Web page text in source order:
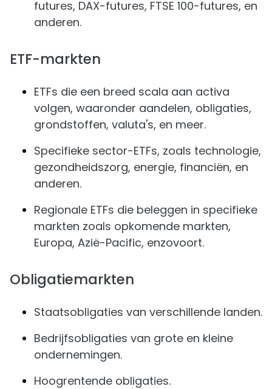
futures, DAX-futures, FTSE 100-futures, en
anderen.
ETF-markten
ETFs die een breed scala aan activa
volgen, waaronder aandelen, obligaties,
grondstoffen, valuta's, en meer.
Specifieke sector-ETFs, zoals technologie,
gezondheidszorg, energie, financiën, en
anderen.
Regionale ETFs die beleggen in specifieke
markten zoals opkomende markten,
Europa, Azië-Pacific, enzovoort.
Obligatiemarkten
Staatsobligaties van verschillende landen.
Bedrijfsobligaties van grote en kleine
ondernemingen.
Hoogrentende obligaties.